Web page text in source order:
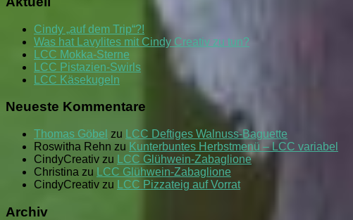
Cindy „auf dem Trip“?!
Was hat Lavylites mit Cindy Creativ zu tun?
LCC Mokka-Sterne
LCC Pistazien-Swirls
LCC Käsekugeln
Neueste Kommentare
Thomas Göbel zu
LCC Deftiges Walnuss-Baguette
Roswitha Rehn zu Kunterbuntes Herbstmenü – LCC variabel
CindyCreativ zu
LCC Glühwein-Zabaglione
Christina zu
LCC Glühwein-Zabaglione
CindyCreativ zu LCC Pizzateig auf Vorrat
Archiv